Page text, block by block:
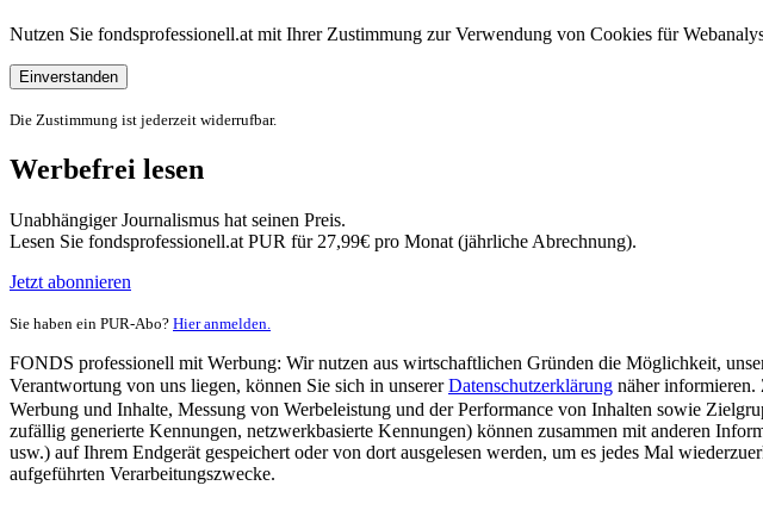
Nutzen Sie fondsprofessionell.at mit Ihrer Zustimmung zur Verwendung von Cookies für
Einverstanden
Die Zustimmung ist jederzeit widerrufbar.
Werbefrei lesen
Unabhängiger Journalismus hat seinen Preis.
Lesen Sie fondsprofessionell.at PUR für 27,99€ pro Monat (jährliche Abrechnung).
Jetzt abonnieren
Sie haben ein PUR-Abo? Hier anmelden.
FONDS professionell mit Werbung: Wir nutzen aus wirtschaftlichen Gründen die Möglichkeit,
Verantwortung von uns liegen, können Sie sich in unsererDatenschutzerklärung näher informieren.
Werbung und Inhalte, Messung von Werbeleistung und der Performance von Inhalten sowie
zufällig generierte Kennungen, netzwerkbasierte Kennungen) können zusammen mit anderen
usw.) auf Ihrem Endgerät gespeichert oder von dort ausgelesen werden, um es jedes Mal
aufgeführten Verarbeitungszwecke.